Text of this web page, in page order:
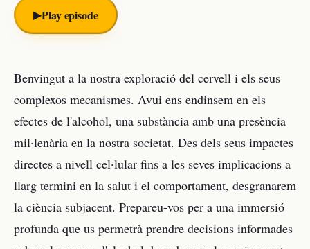
▶︎Play episode
Benvingut a la nostra exploració del cervell i els seus
complexos mecanismes. Avui ens endinsem en els
efectes de l'alcohol, una substància amb una presència
mil·lenària en la nostra societat. Des dels seus impactes
directes a nivell cel·lular fins a les seves implicacions a
llarg termini en la salut i el comportament, desgranarem
la ciència subjacent. Prepareu-vos per a una immersió
profunda que us permetrà prendre decisions informades